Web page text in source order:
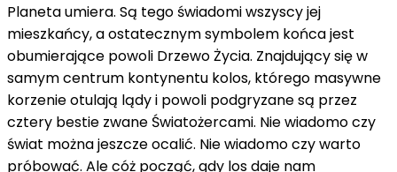
Planeta umiera. Są tego świadomi wszyscy jej
mieszkańcy, a ostatecznym symbolem końca jest
obumierające powoli Drzewo Życia. Znajdujący się w
samym centrum kontynentu kolos, którego masywne
korzenie otulają lądy i powoli podgryzane są przez
cztery bestie zwane Światożercami. Nie wiadomo czy
świat można jeszcze ocalić. Nie wiadomo czy warto
próbować. Ale cóż począć, gdy los daje nam